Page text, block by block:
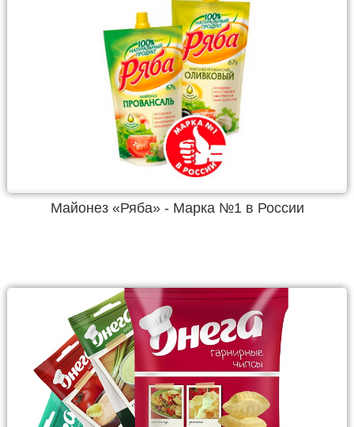
Майонез «Ряба» - Марка №1 в России